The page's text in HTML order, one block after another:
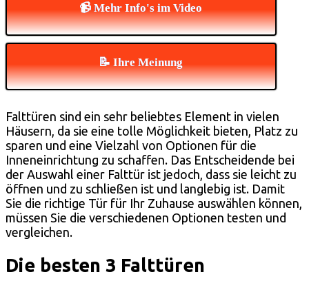
📹 Mehr Info's im Video
📝 Ihre Meinung
Falttüren sind ein sehr beliebtes Element in vielen
Häusern, da sie eine tolle Möglichkeit bieten, Platz zu
sparen und eine Vielzahl von Optionen für die
Inneneinrichtung zu schaffen. Das Entscheidende bei
der Auswahl einer Falttür ist jedoch, dass sie leicht zu
öffnen und zu schließen ist und langlebig ist. Damit
Sie die richtige Tür für Ihr Zuhause auswählen können,
müssen Sie die verschiedenen Optionen testen und
vergleichen.
Die besten 3 Falttüren